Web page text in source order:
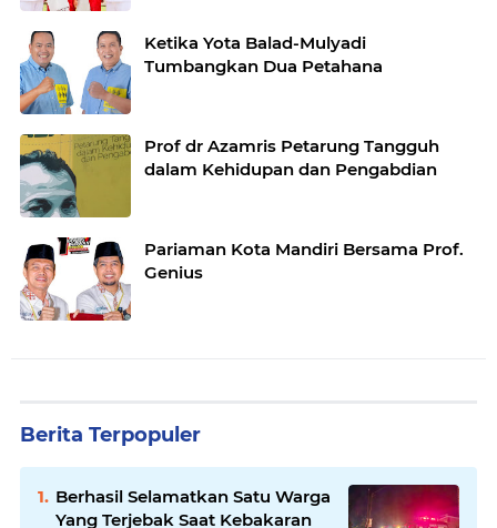
Kota Pariaman
Ketika Yota Balad-Mulyadi
Tumbangkan Dua Petahana
Prof dr Azamris Petarung Tangguh
dalam Kehidupan dan Pengabdian
Pariaman Kota Mandiri Bersama Prof.
Genius
Berita Terpopuler
Berhasil Selamatkan Satu Warga
Yang Terjebak Saat Kebakaran